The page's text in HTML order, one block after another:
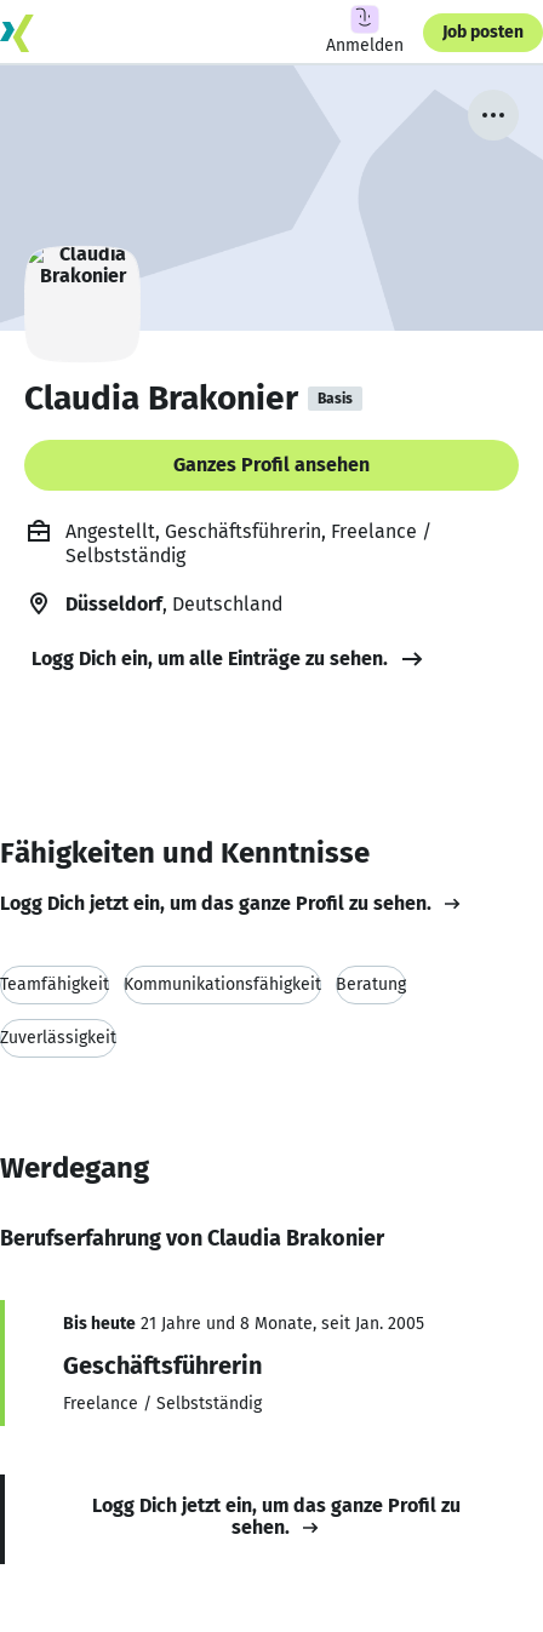
Anmelden
Job posten
Claudia Brakonier Basis
Ganzes Profil ansehen
Angestellt, Geschäftsführerin, Freelance /
Selbstständig
Düsseldorf, Deutschland
Logg Dich ein, um alle Einträge zu sehen.
Fähigkeiten und Kenntnisse
Logg Dich jetzt ein, um das ganze Profil zu sehen.
Teamfähigkeit Kommunikationsfähigkeit Beratung
Zuverlässigkeit
Werdegang
Berufserfahrung von Claudia Brakonier
Bis heute 21 Jahre und 8 Monate, seit Jan. 2005
Geschäftsführerin
Freelance / Selbstständig
Logg Dich jetzt ein, um das ganze Profil zu
sehen.